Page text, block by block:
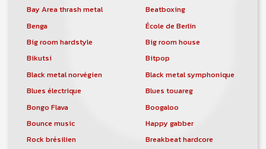
Bay Area thrash metal
Beatboxing
Benga
École de Berlin
Big room hardstyle
Big room house
Bikutsi
Bitpop
Black metal norvégien
Black metal symphonique
Blues électrique
Blues touareg
Bongo Flava
Boogaloo
Bounce music
Happy gabber
Rock brésilien
Breakbeat hardcore